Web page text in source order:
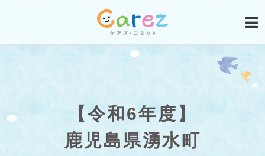
【令和6年度】
鹿児島県湧水町